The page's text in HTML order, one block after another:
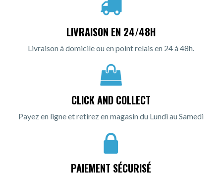
LIVRAISON EN 24/48H
Livraison à domicile ou en point relais en 24 à 48h.
CLICK AND COLLECT
Payez en ligne et retirez en magasin du Lundi au Samedi
PAIEMENT SÉCURISÉ